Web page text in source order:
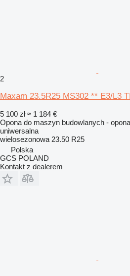
2
Maxam 23.5R25 MS302 ** E3/L3
5 100 zł ≈ 1 184 €
Opona do maszyn budowlanych -
uniwersalna
wielosezonowa 23.50 R25
Polska
GCS POLAND
Kontakt z dealerem